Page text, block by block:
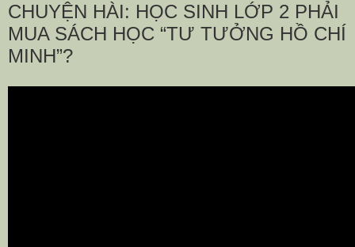
CHUYỆN HÀI: HỌC SINH LỚP 2 PHẢI
MUA SÁCH HỌC “TƯ TƯỞNG HỒ CHÍ
MINH”?